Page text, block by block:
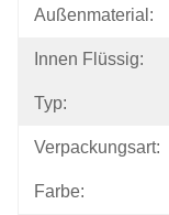
Außenmaterial:
Innen Flüssig:
Typ:
Verpackungsart:
Farbe: